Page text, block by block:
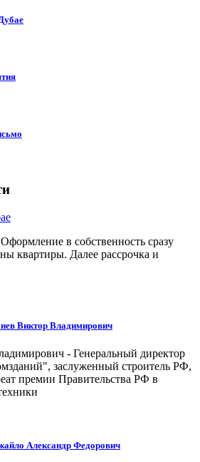
в собственность сразу
квартиры. Далее рассрочка и
Виктор Владимирович
- Генеральный директор
заслуженный строитель РФ,
премии Правительства РФ в
Александр Федорович